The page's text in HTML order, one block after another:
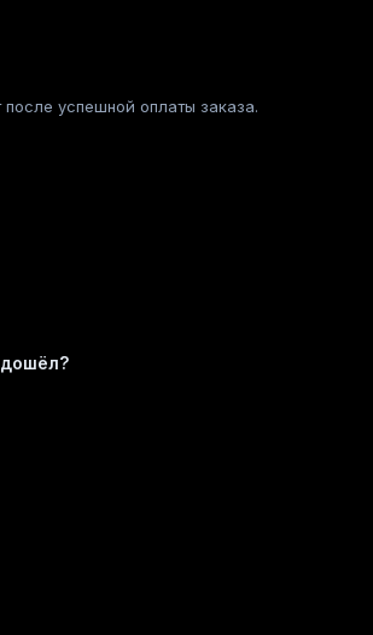
успешной оплаты заказа.